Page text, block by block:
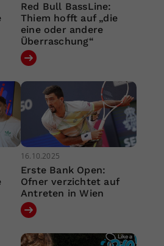
Red Bull BassLine:
Thiem hofft auf „die
eine oder andere
Überraschung“
16.10.2025
Erste Bank Open:
Ofner verzichtet auf
Antreten in Wien